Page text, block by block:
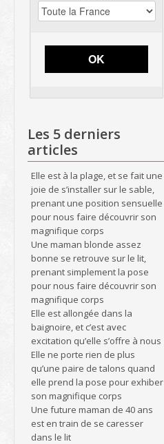
OK
Les 5 derniers
articles
Elle est à la plage, et se fait une
joie de s’installer sur le sable,
prenant une position sensuelle
pour nous faire découvrir son
magnifique corps
Une maman blonde assez
bonne se retrouve sur le lit,
prenant simplement la pose
pour nous faire découvrir son
magnifique corps
Elle est allongée dans la
baignoire, et c’est avec
excitation qu’elle s’offre à nous
Elle ne porte rien de plus
qu’une paire de talons quand
elle prend la pose pour exhiber
son magnifique corps
Une future maman de 40 ans
est en train de se caresser
dans le lit